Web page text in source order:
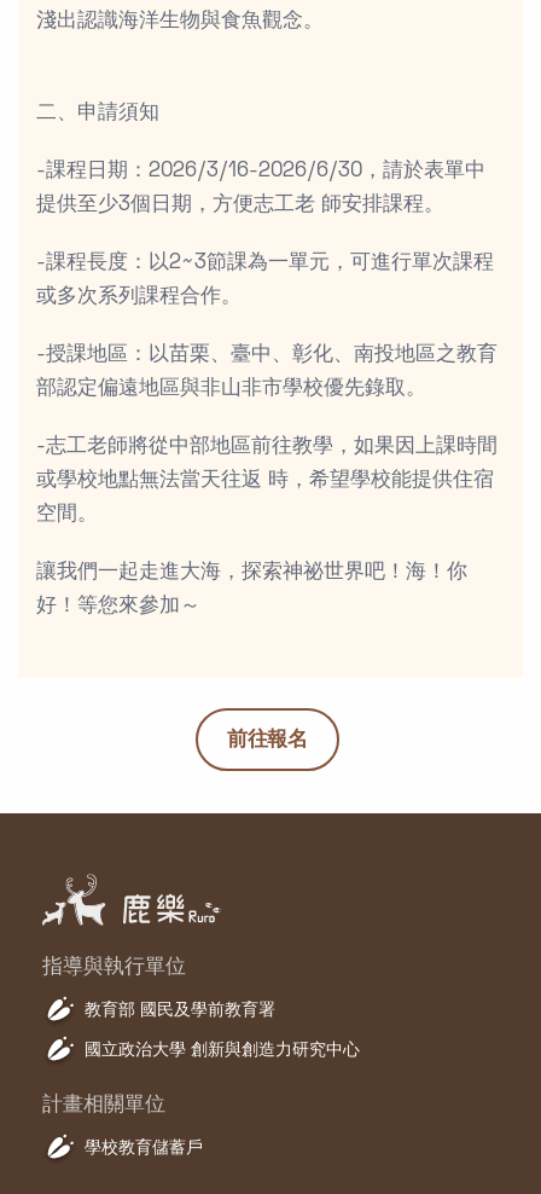
淺出認識海洋生物與食魚觀念。
二、申請須知
-課程日期：2026/3/16-2026/6/30，請於表單中
提供至少3個日期，方便志工老 師安排課程。
-課程長度：以2~3節課為一單元，可進行單次課程
或多次系列課程合作。
-授課地區：以苗栗、臺中、彰化、南投地區之教育
部認定偏遠地區與非山非市學校優先錄取。
-志工老師將從中部地區前往教學，如果因上課時間
或學校地點無法當天往返 時，希望學校能提供住宿
空間。
讓我們一起走進大海，探索神祕世界吧！海！你
好！等您來參加～
前往報名
指導與執行單位
教育部 國民及學前教育署
國立政治大學 創新與創造力研究中心
計畫相關單位
學校教育儲蓄戶